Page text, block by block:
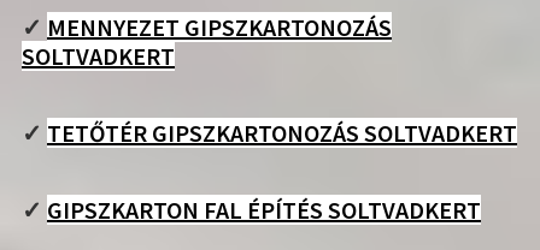
✓ MENNYEZET GIPSZKARTONOZÁS
SOLTVADKERT
✓ TETŐTÉR GIPSZKARTONOZÁS SOLTVADKERT
✓ GIPSZKARTON FAL ÉPÍTÉS SOLTVADKERT